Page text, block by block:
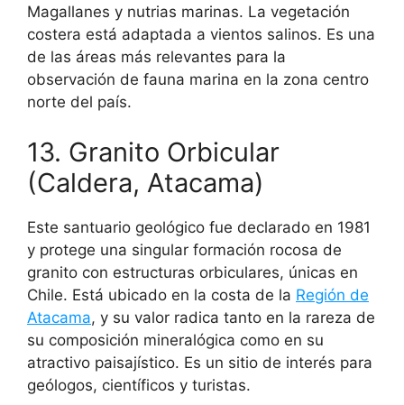
Magallanes y nutrias marinas. La vegetación
costera está adaptada a vientos salinos. Es una
de las áreas más relevantes para la
observación de fauna marina en la zona centro
norte del país.
13. Granito Orbicular
(Caldera, Atacama)
Este santuario geológico fue declarado en 1981
y protege una singular formación rocosa de
granito con estructuras orbiculares, únicas en
Chile. Está ubicado en la costa de la Región de
Atacama, y su valor radica tanto en la rareza de
su composición mineralógica como en su
atractivo paisajístico. Es un sitio de interés para
geólogos, científicos y turistas.